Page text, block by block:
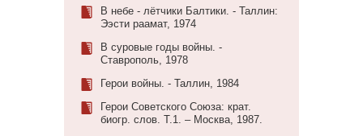
В небе - лётчики Балтики. - Таллин:
Ээсти раамат, 1974
В суровые годы войны. -
Ставрополь, 1978
Герои войны. - Таллин, 1984
Герои Советского Союза: крат.
биогр. слов. Т.1. – Москва, 1987.